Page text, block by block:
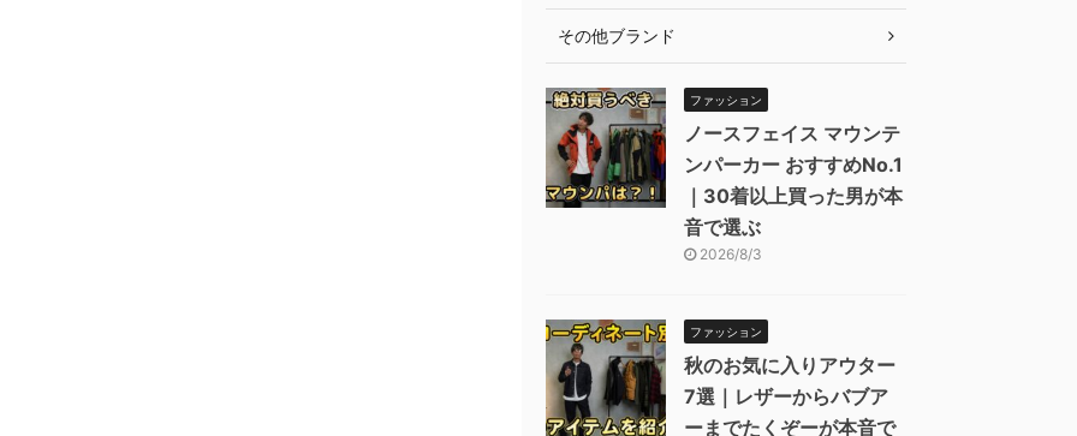
その他ブランド
ファッション
ノースフェイス マウンテ
ンパーカー おすすめNo.1
｜30着以上買った男が本
音で選ぶ
2026/8/3
ファッション
秋のお気に入りアウター
7選｜レザーからバブア
ーまでたくぞーが本音で